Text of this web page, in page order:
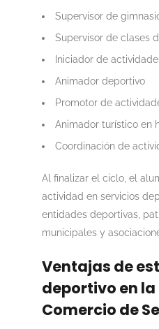
Supervisor de
Supervisor de clases
Iniciador de
Animador deportivo
Promotor de
Animador turístico en
Coordinación de
Al finalizar el ciclo, el
actividad en servicios
entidades deportivas,
municipales y
Ventajas de
deportivo en
Comercio de